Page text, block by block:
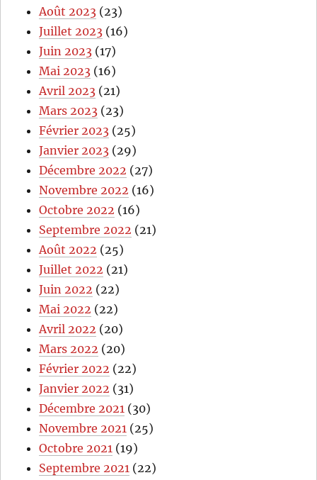
Août 2023 (23)
Juillet 2023 (16)
Juin 2023 (17)
Mai 2023 (16)
Avril 2023 (21)
Mars 2023 (23)
Février 2023 (25)
Janvier 2023 (29)
Décembre 2022 (27)
Novembre 2022 (16)
Octobre 2022 (16)
Septembre 2022 (21)
Août 2022 (25)
Juillet 2022 (21)
Juin 2022 (22)
Mai 2022 (22)
Avril 2022 (20)
Mars 2022 (20)
Février 2022 (22)
Janvier 2022 (31)
Décembre 2021 (30)
Novembre 2021 (25)
Octobre 2021 (19)
Septembre 2021 (22)